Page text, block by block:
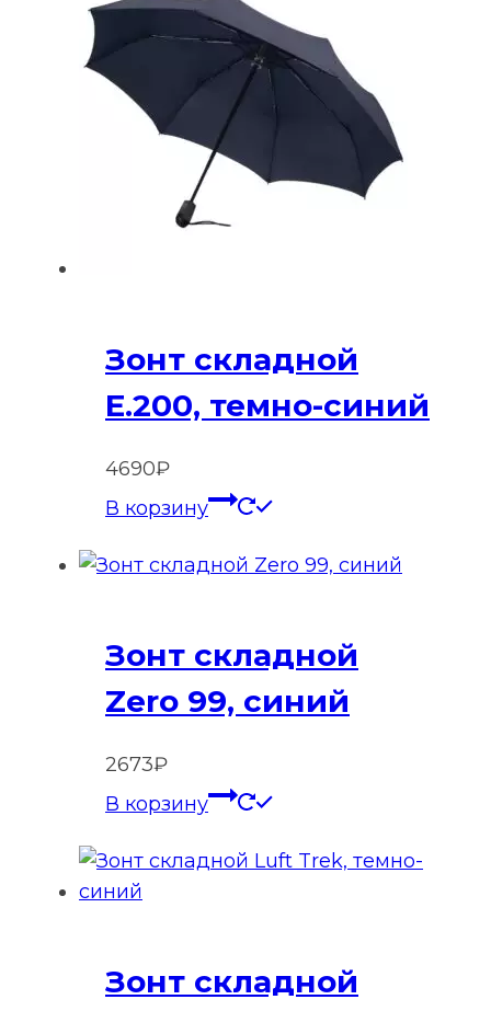
Зонт складной
E.200, темно-синий
4690₽
В корзину
Зонт складной
Zero 99, синий
2673₽
В корзину
Зонт складной